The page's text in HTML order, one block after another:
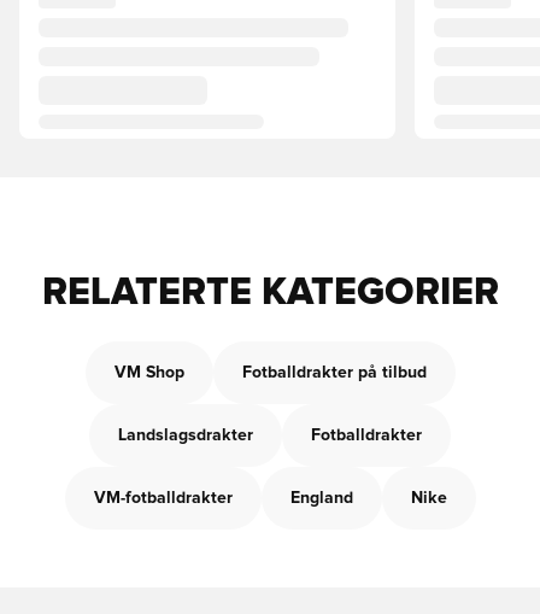
RELATERTE KATEGORIER
VM Shop Fotballdrakter på tilbud
Landslagsdrakter Fotballdrakter
VM-fotballdrakter England Nike